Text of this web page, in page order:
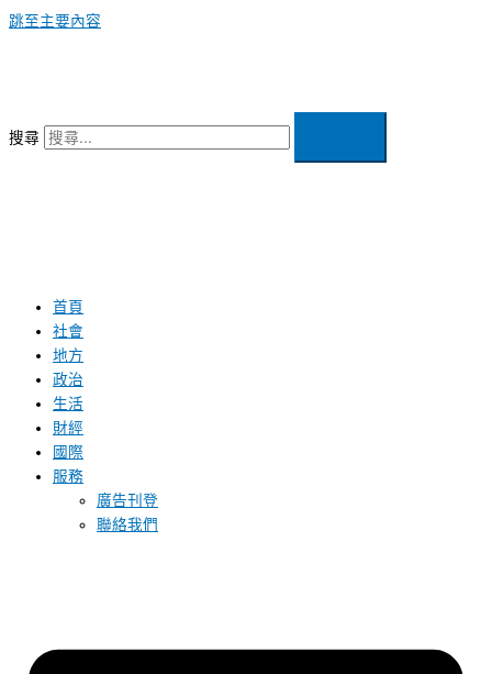
跳至主要內容
搜尋
首頁
社會
地方
政治
生活
財經
國際
服務
廣告刊登
聯絡我們